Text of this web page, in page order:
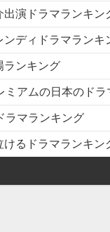
出演ドラマランキン
ンディドラマランキ
ランキング
ミアムの日本のド
ラマランキング
けるドラマランキン